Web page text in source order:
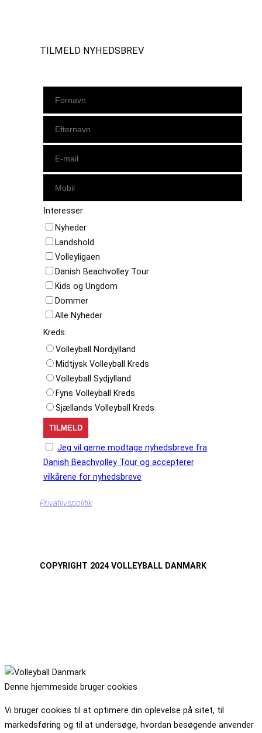
TILMELD NYHEDSBREV
Interesser:
Nyheder
Landshold
Volleyligaen
Danish Beachvolley Tour
Kids og Ungdom
Dommer
Alle Nyheder
Kreds:
Volleyball Nordjylland
Midtjysk Volleyball Kreds
Volleyball Sydjylland
Fyns Volleyball Kreds
Sjællands Volleyball Kreds
Jeg vil gerne modtage nyhedsbreve fra
Danish Beachvolley Tour og accepterer
vilkårene for nyhedsbreve
Privatlivspolitik
COPYRIGHT 2024 VOLLEYBALL DANMARK
Denne hjemmeside bruger cookies
Vi bruger cookies til at optimere din oplevelse på sitet, til
markedsføring og til at undersøge, hvordan besøgende anvender